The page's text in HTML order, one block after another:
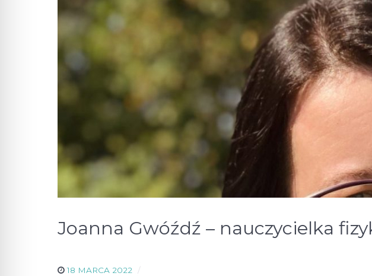
Joanna Gwóźdź – nauczycielka
18 MARCA 2022